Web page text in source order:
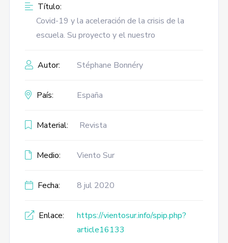
Título:
Covid-19 y la aceleración de la crisis de la
escuela. Su proyecto y el nuestro
Autor: Stéphane Bonnéry
País: España
Material: Revista
Medio: Viento Sur
Fecha: 8 jul 2020
Enlace:
https://vientosur.info/spip.php?
article16133